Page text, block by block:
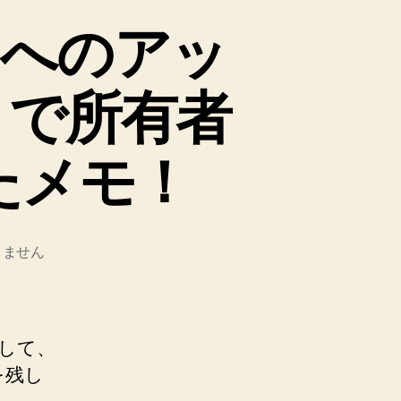
のアッ
所有者
モ！
せん
て、
し